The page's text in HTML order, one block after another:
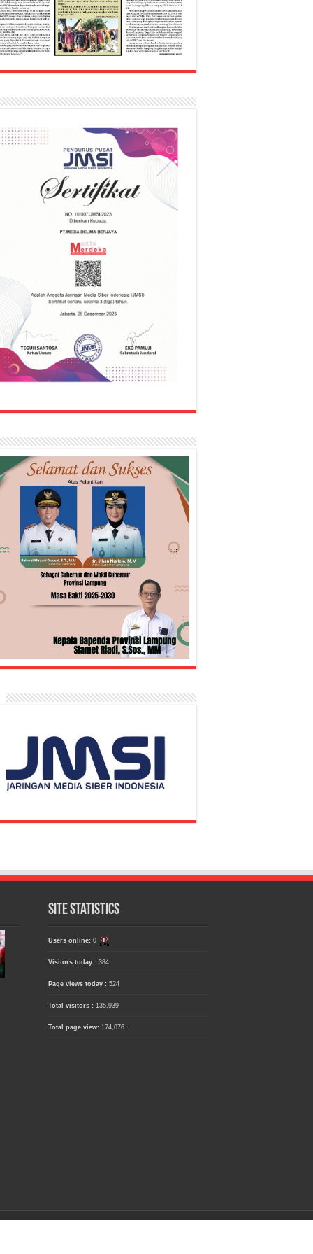
Site Statistics
Users online: 0
Visitors today : 384
Page views today : 524
Total visitors : 135,939
Total page view: 174,076